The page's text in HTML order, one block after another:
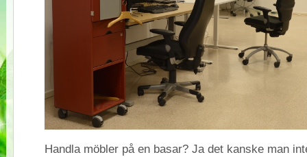
Handla möbler på en basar? Ja det kanske man